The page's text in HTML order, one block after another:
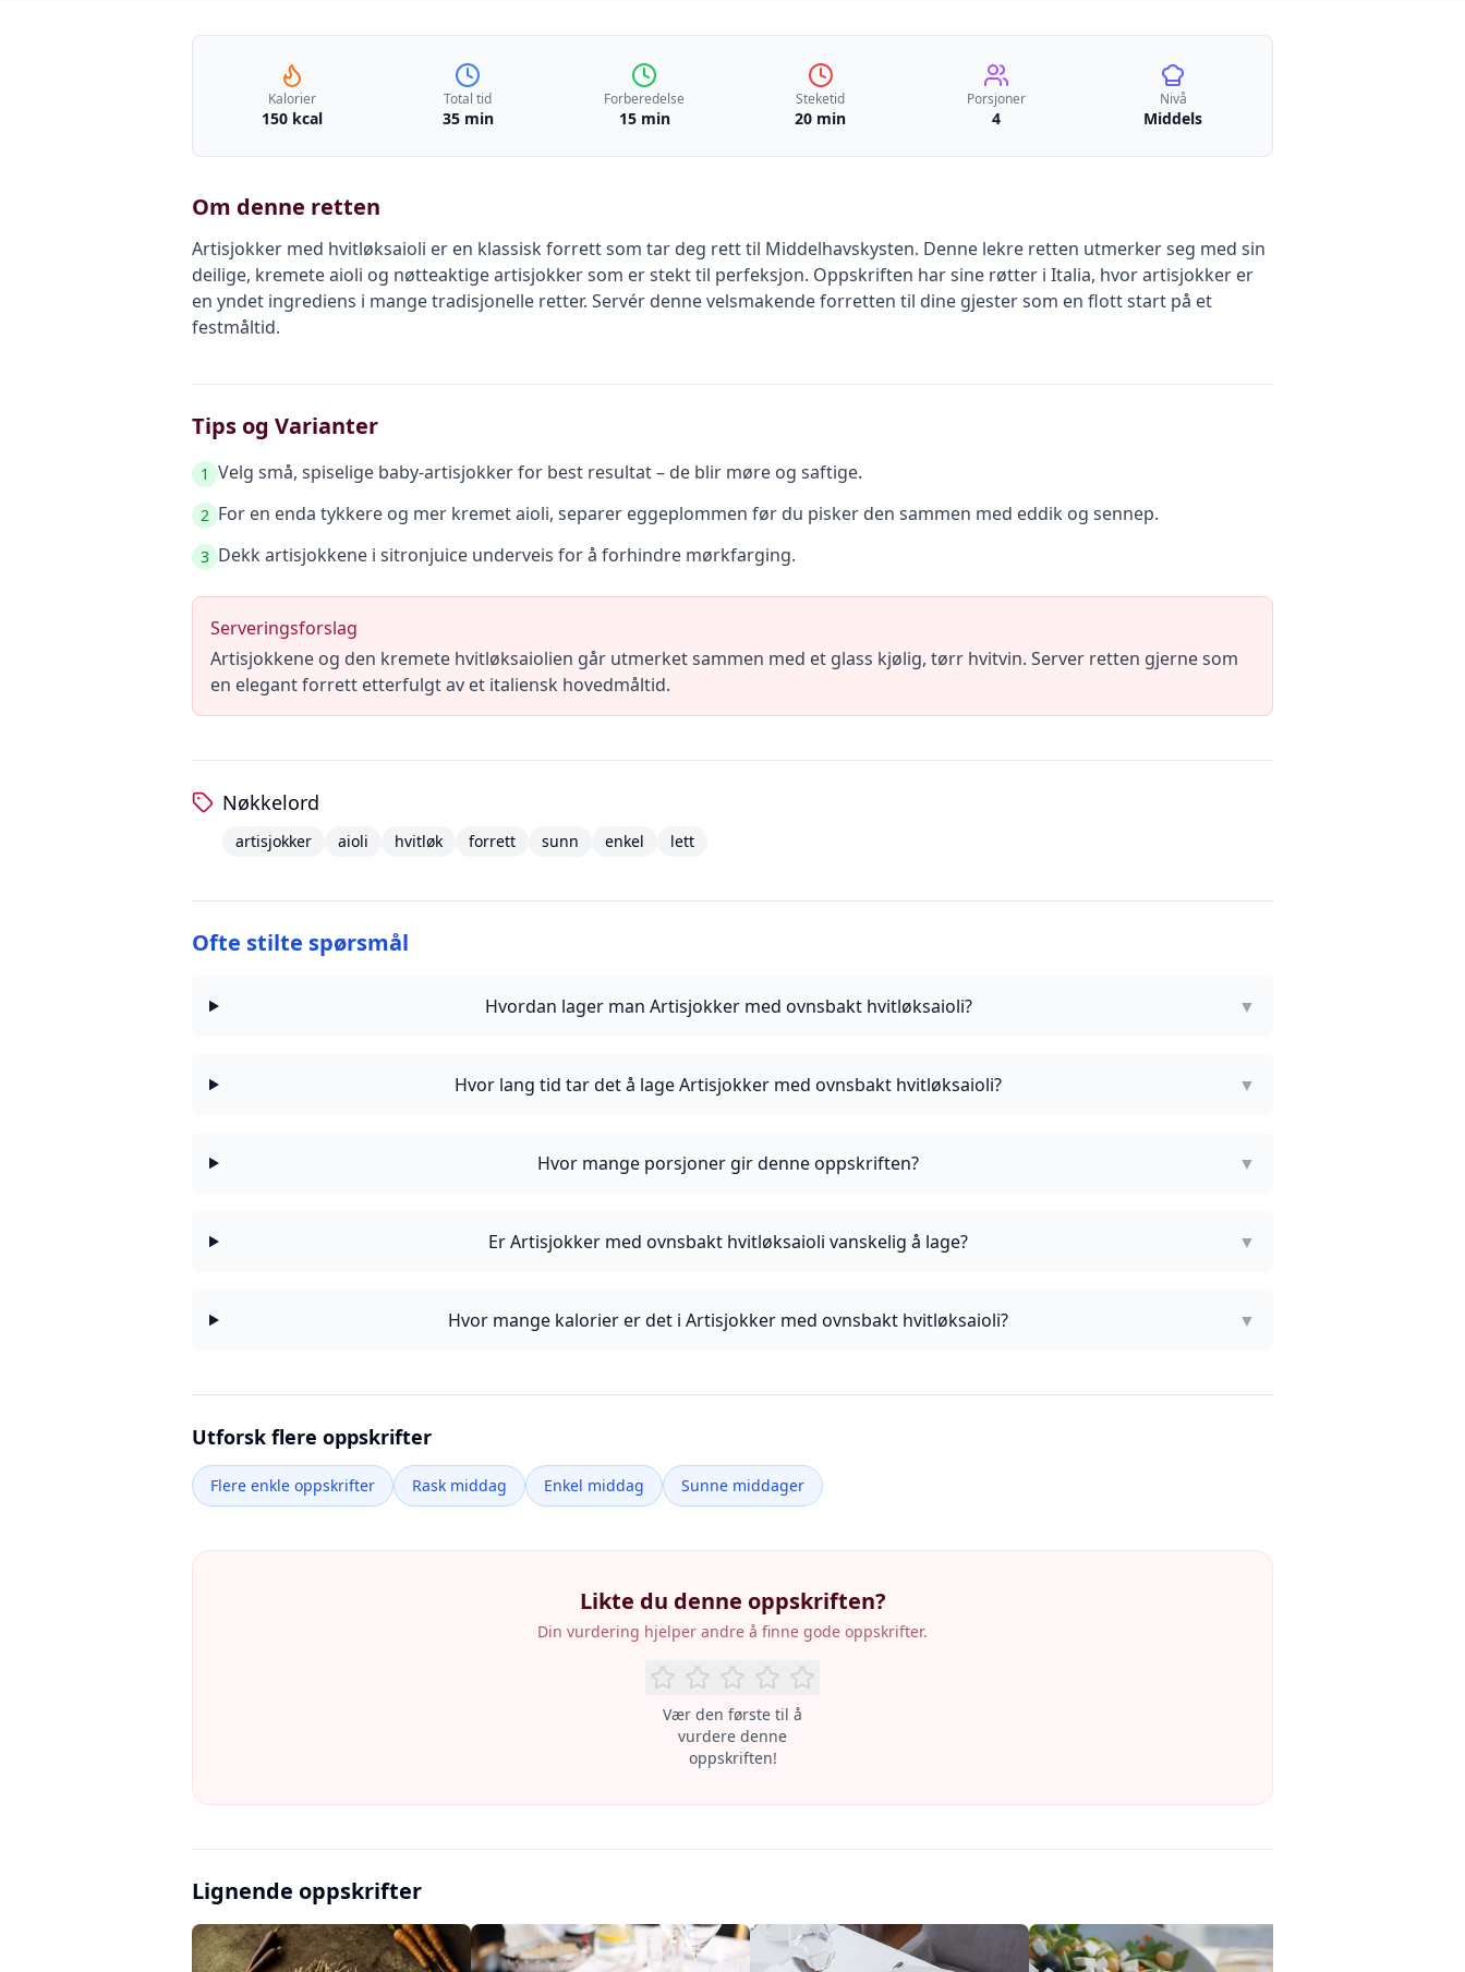
Kalorier
150 kcal
Total tid
35 min
Forberedelse
15 min
Steketid
20 min
Porsjoner
4
Nivå
Middels
Om denne retten
Artisjokker med hvitløksaioli er en klassisk forrett som tar deg rett til Middelhavskysten. Denne lekre retten utmerker seg med sin
deilige, kremete aioli og nøtteaktige artisjokker som er stekt til perfeksjon. Oppskriften har sine røtter i Italia, hvor artisjokker er
en yndet ingrediens i mange tradisjonelle retter. Servér denne velsmakende forretten til dine gjester som en flott start på et
festmåltid.
Tips og Varianter
1 Velg små, spiselige baby-artisjokker for best resultat – de blir møre og saftige.
2 For en enda tykkere og mer kremet aioli, separer eggeplommen før du pisker den sammen med eddik og sennep.
3 Dekk artisjokkene i sitronjuice underveis for å forhindre mørkfarging.
Serveringsforslag
Artisjokkene og den kremete hvitløksaiolien går utmerket sammen med et glass kjølig, tørr hvitvin. Server retten gjerne som
en elegant forrett etterfulgt av et italiensk hovedmåltid.
Nøkkelord
artisjokker aioli hvitløk forrett sunn enkel lett
Ofte stilte spørsmål
Hvordan lager man Artisjokker med ovnsbakt hvitløksaioli? ▼
Hvor lang tid tar det å lage Artisjokker med ovnsbakt hvitløksaioli? ▼
Hvor mange porsjoner gir denne oppskriften? ▼
Er Artisjokker med ovnsbakt hvitløksaioli vanskelig å lage? ▼
Hvor mange kalorier er det i Artisjokker med ovnsbakt hvitløksaioli? ▼
Utforsk flere oppskrifter
Flere enkle oppskrifter Rask middag Enkel middag Sunne middager
Likte du denne oppskriften?
Din vurdering hjelper andre å finne gode oppskrifter.
Vær den første til å
vurdere denne
oppskriften!
Lignende oppskrifter